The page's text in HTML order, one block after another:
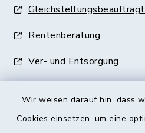
Wir weisen darauf hin, dass
Cookies einsetzen, um eine
Rentenberatung
Ver- und Entsorgung